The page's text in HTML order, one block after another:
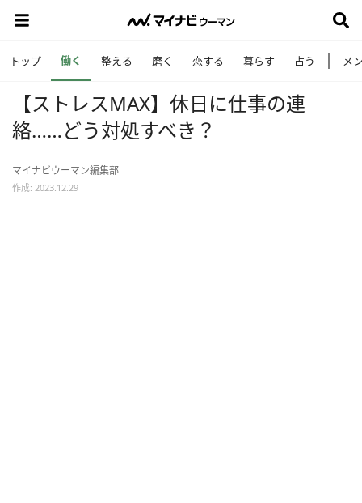
トップ 働く 整える 磨く 恋する 暮らす 占う メ
【ストレスMAX】休日に仕事の連
絡……どう対処すべき？
マイナビウーマン編集部
作成: 2023.12.29